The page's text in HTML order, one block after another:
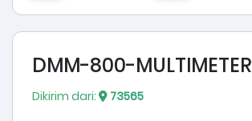
DMM-800-MULTIMETER
Dikirim dari: 73565